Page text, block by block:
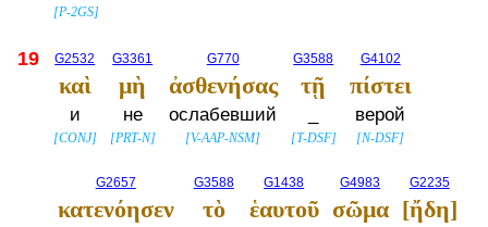
[P-2GS]
19 G2532
καὶ
и
[CONJ]
G3361
μὴ
не
[PRT-N]
G770
ἀσθενήσας
ослабевший
[V-AAP-NSM]
G3588
τῇ
[T-DSF]
G4102
πίστει
верой
[N-DSF]
G2657
κατενόησεν
G3588
τὸ
G1438
ἑαυτοῦ
G4983
σῶμα
G2235
[ἤδη]